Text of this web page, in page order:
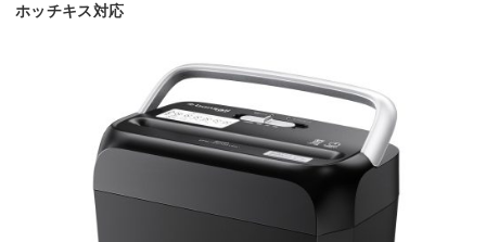
ホッチキス対応